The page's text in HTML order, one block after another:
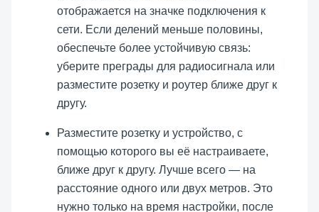
отображается на значке подключения к
сети. Если делений меньше половины,
обеспечьте более устойчивую связь:
уберите преграды для радиосигнала или
разместите розетку и роутер ближе друг к
другу.
Разместите розетку и устройство, с
помощью которого вы её настраиваете,
ближе друг к другу. Лучше всего — на
расстояние одного или двух метров. Это
нужно только на время настройки, после